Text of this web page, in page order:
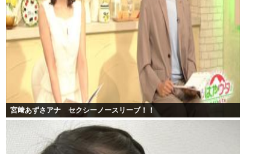
宮﨑あずさアナ セクシーノースリーブ！！